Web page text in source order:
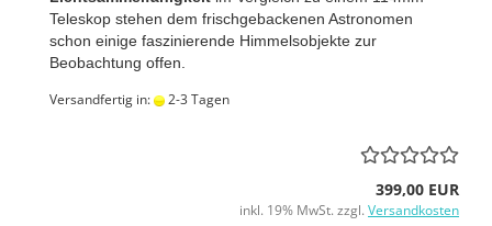
Teleskop stehen dem frischgebackenen Astronomen
schon einige faszinierende Himmelsobjekte zur
Beobachtung offen.
Versandfertig in: 2-3 Tagen
399,00 EUR
inkl. 19% MwSt. zzgl. Versandkosten